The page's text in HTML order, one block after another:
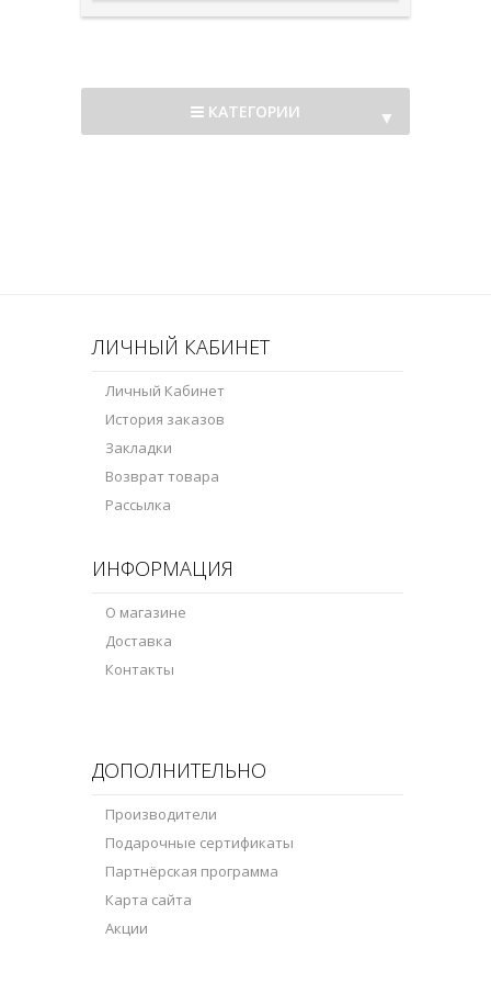
КАТЕГОРИИ ▼
ЛИЧНЫЙ КАБИНЕТ
Личный Кабинет
История заказов
Закладки
Возврат товара
Рассылка
ИНФОРМАЦИЯ
О магазине
Доставка
Контакты
ДОПОЛНИТЕЛЬНО
Производители
Подарочные сертификаты
Партнёрская программа
Карта сайта
Акции